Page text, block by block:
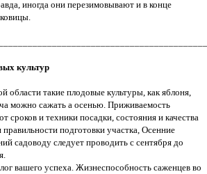
иногда они перезимовывают и в конце
культур
области такие плодовые культуры, как яблоня,
можно сажать а осенью. Приживаемость
сроков и техники посадки, состояния и качества
подготовки участка, Осенние
садоводу следует проводить с сентября до
вашего успеха. Жизнеспособность саженцев во